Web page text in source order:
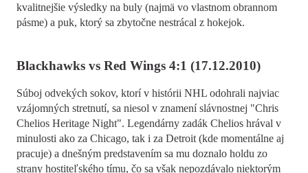
kvalitnejšie výsledky na buly (najmä vo vlastnom obrannom
pásme) a puk, ktorý sa zbytočne nestrácal z hokejok.
Blackhawks vs Red Wings 4:1 (17.12.2010)
Súboj odvekých sokov, ktorí v histórii NHL odohrali najviac
vzájomných stretnutí, sa niesol v znamení slávnostnej "Chris
Chelios Heritage Night". Legendárny zadák Chelios hrával v
minulosti ako za Chicago, tak i za Detroit (kde momentálne aj
pracuje) a dnešným predstavením sa mu doznalo holdu zo
strany hostiteľského tímu, čo sa však nepozdávalo niektorým